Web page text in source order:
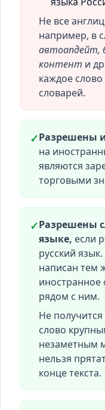
Не все
например, в
автоапдейт,
контент и
каждое
словарей.
✓Разрешены
на
являются
торговыми
✓Разрешены
языке, если
русский
написан тем
иностранное
рядом с ним.
Не
слово
незаметным
нельзя
конце текста.